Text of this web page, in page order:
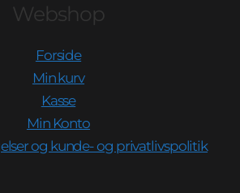
Webshop
Forside
Min kurv
Kasse
Min Konto
og kunde- og privatlivspolitik